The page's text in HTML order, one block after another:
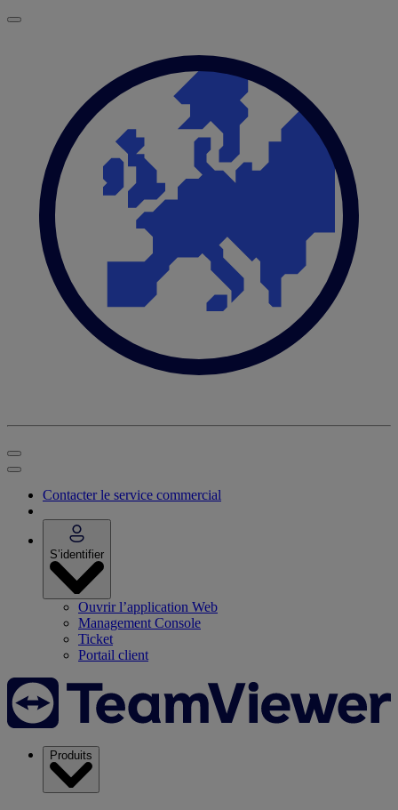
Contacter le service commercial
S’identifier
Ouvrir l’application Web
Management Console
Ticket
Portail client
Produits